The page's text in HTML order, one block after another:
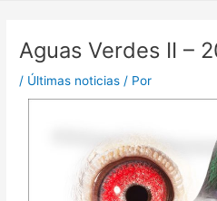
Aguas Verdes II –
/ Últimas noticias / Por